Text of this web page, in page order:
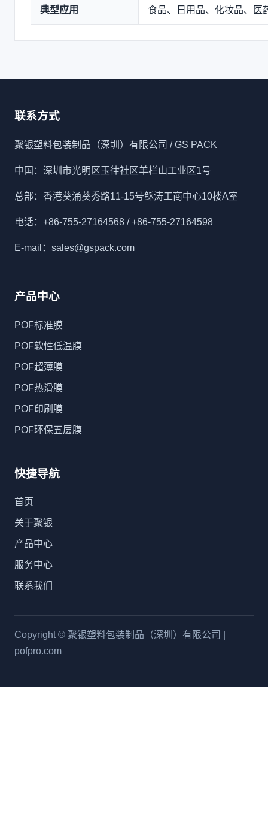
典型应用 食品、日用品、化妆品、医
联系方式
聚银塑料包装制品（深圳）有限公司 / GS PACK
中国：深圳市光明区玉律社区羊栏山工业区1号
总部：香港葵涌葵秀路11-15号稣涛工商中心10楼A室
电话：+86-755-27164568 / +86-755-27164598
E-mail：sales@gspack.com
产品中心
POF标准膜
POF软性低温膜
POF超薄膜
POF热滑膜
POF印刷膜
POF环保五层膜
快捷导航
首页
关于聚银
产品中心
服务中心
联系我们
Copyright © 聚银塑料包装制品（深圳）有限公司 |
pofpro.com